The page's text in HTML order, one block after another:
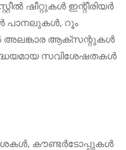
ഷീറ്റുകൾ ഇന്റീരിയർ
പാനലുകൾ, റൂം
അലങ്കാര ആക്സന്റുകൾ
സവിശേഷതകൾ
കൗണ്ടർടോപ്പുകൾ